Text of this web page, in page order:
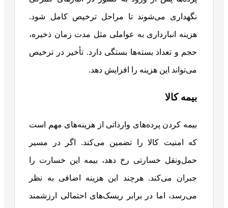
نگهداری می‌شوند تا مراحل ترخیص کامل شود.
هزینه انبارداری به عواملی مثل مدت زمان ذخیره،
حجم و تعداد بسته‌ها بستگی دارد. تأخیر در ترخیص
می‌تواند این هزینه را افزایش دهد.
بیمه کالا
بیمه کردن پرده‌های وارداتی از هزینه‌های مهم است
که امنیت کالا را تضمین می‌کند. اگر در مسیر
حمل‌ونقل خسارتی رخ دهد، بیمه این خسارت را
جبران می‌کند. هرچند این هزینه اضافی به نظر
می‌رسد، اما در برابر ریسک‌های احتمالی ارزشمند